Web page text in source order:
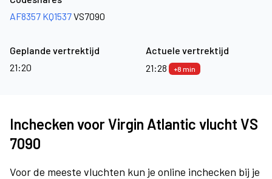
AF8357 KQ1537VS7090
Geplande vertrektijd
21:20
Actuele vertrektijd
21:28
+8 min
Inchecken voor Virgin Atlantic vlucht VS
7090
Voor de meeste vluchten kun je online inchecken bij je